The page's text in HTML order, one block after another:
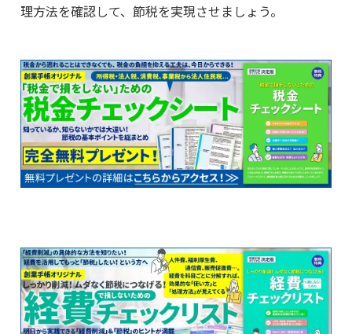
理方法を確認して、節税を実現させましょう。